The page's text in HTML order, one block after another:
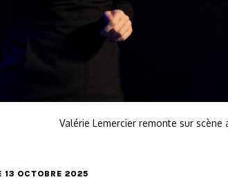
Valérie Lemercier remonte sur
13 OCTOBRE 2025